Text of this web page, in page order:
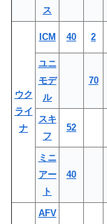
ス
ウク
ライ
ナ
ICM 40 2
ユニ
モデ
ル
70
スキ
フ
52
ミニ
アー
ト
40
AFV